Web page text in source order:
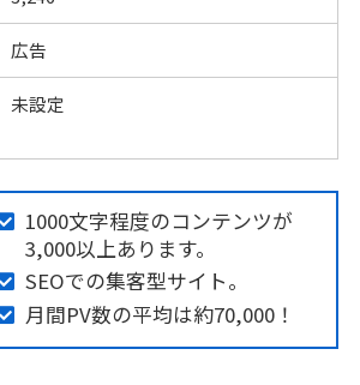
広告
未設定
1000文字程度のコンテンツが
3,000以上あります。
SEOでの集客型サイト。
月間PV数の平均は約70,000！